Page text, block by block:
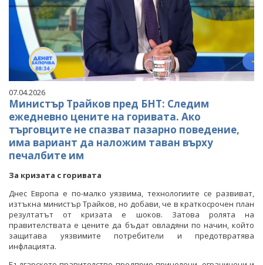
07.04.2026
Министър Трайков пред БНТ: Следим
ежедневно цените на горивата. Ако
търговците не спазват пазарно поведение,
има вариант да наложим таван върху
печалбите им
За кризата с горивата
Днес Европа е по-малко уязвима, технологиите се развиват,
изтъкна министър Трайков, но добави, че в краткосрочен план
резултатът от кризата е шоков. Затова ролята на
правителствата е цените да бъдат овладяни по начин, който
защитава уязвимите потребители и предотвратява
инфлацията.